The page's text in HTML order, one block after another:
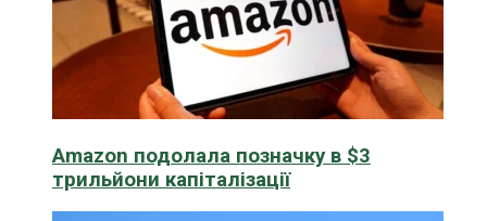
Amazon подолала позначку в $3
трильйони капіталізації